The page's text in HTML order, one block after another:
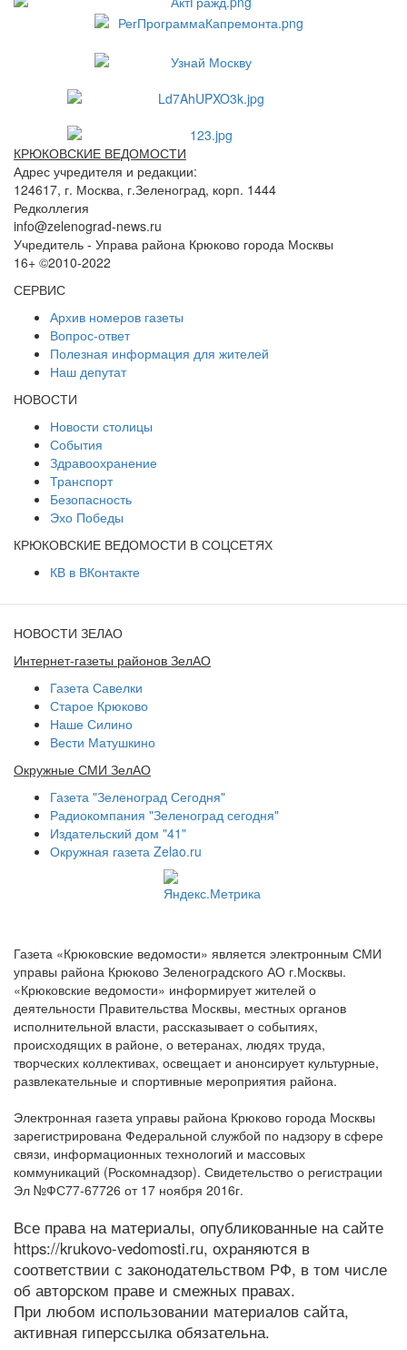
КРЮКОВСКИЕ ВЕДОМОСТИ
Адрес учредителя и редакции:
124617, г. Москва, г.Зеленоград, корп. 1444
Редколлегия
info@zelenograd-news.ru
Учредитель - Управа района Крюково города Москвы
16+ ©2010-2022
СЕРВИС
Архив номеров газеты
Вопрос-ответ
Полезная информация для жителей
Наш депутат
НОВОСТИ
Новости столицы
События
Здравоохранение
Транспорт
Безопасность
Эхо Победы
КРЮКОВСКИЕ ВЕДОМОСТИ В СОЦСЕТЯХ
КВ в ВКонтакте
НОВОСТИ ЗЕЛАО
Интернет-газеты районов ЗелАО
Газета Савелки
Старое Крюково
Наше Силино
Вести Матушкино
Окружные СМИ ЗелАО
Газета "Зеленоград Сегодня"
Радиокомпания "Зеленоград сегодня"
Издательский дом "41"
Окружная газета Zelao.ru
Газета «Крюковские ведомости» является электронным СМИ
управы района Крюково Зеленоградского АО г.Москвы.
«Крюковские ведомости» информирует жителей о
деятельности Правительства Москвы, местных органов
исполнительной власти, рассказывает о событиях,
происходящих в районе, о ветеранах, людях труда,
творческих коллективах, освещает и анонсирует культурные,
развлекательные и спортивные мероприятия района.
Электронная газета управы района Крюково города Москвы
зарегистрирована Федеральной службой по надзору в сфере
связи, информационных технологий и массовых
коммуникаций (Роскомнадзор). Свидетельство о регистрации
Эл №ФС77-67726 от 17 ноября 2016г.
Все права на материалы, опубликованные на сайте
https://krukovo-vedomosti.ru, охраняются в
соответствии с законодательством РФ, в том числе
об авторском праве и смежных правах.
При любом использовании материалов сайта,
активная гиперссылка обязательна.